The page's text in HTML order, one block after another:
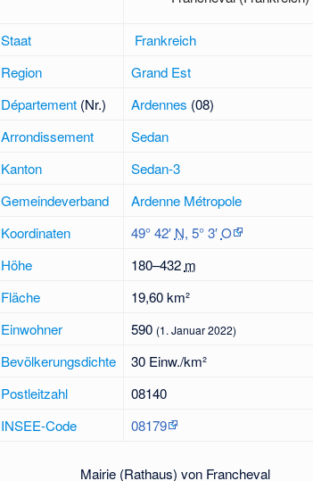
Staat
Frankreich
Region
Grand Est
Département(Nr.) Ardennes (08)
Arrondissement
Sedan
Kanton
Sedan-3
Gemeindeverband
Ardenne Métropole
Koordinaten
49° 42′ N, 5° 3′O
Höhe
180–432 m
Fläche
19,60 km²
Einwohner
590 (1. Januar 2022)
Bevölkerungsdichte
30 Einw./km²
Postleitzahl
08140
INSEE-Code
08179
Mairie (Rathaus) von Francheval